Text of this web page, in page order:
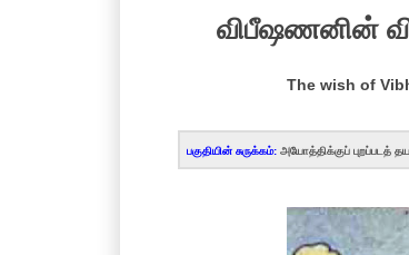
விபீஷணனின்
The wish of
பகுதியின் சுருக்கம்: அயோத்திக்குப் புறப்படத்